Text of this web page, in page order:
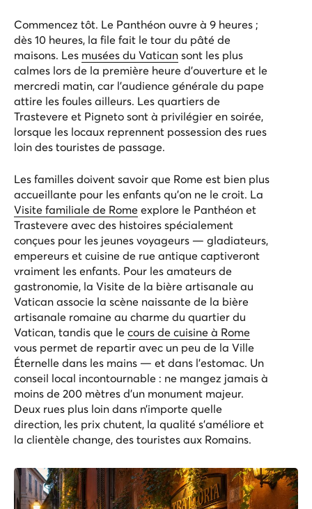
Commencez tôt. Le Panthéon ouvre à 9 heures ;
dès 10 heures, la file fait le tour du pâté de
maisons. Les musées du Vatican sont les plus
calmes lors de la première heure d’ouverture et le
mercredi matin, car l’audience générale du pape
attire les foules ailleurs. Les quartiers de
Trastevere et Pigneto sont à privilégier en soirée,
lorsque les locaux reprennent possession des rues
loin des touristes de passage.
Les familles doivent savoir que Rome est bien plus
accueillante pour les enfants qu'on ne le croit. La
Visite familiale de Rome explore le Panthéon et
Trastevere avec des histoires spécialement
conçues pour les jeunes voyageurs — gladiateurs,
empereurs et cuisine de rue antique captiveront
vraiment les enfants. Pour les amateurs de
gastronomie, la Visite de la bière artisanale au
Vatican associe la scène naissante de la bière
artisanale romaine au charme du quartier du
Vatican, tandis que le cours de cuisine à Rome
vous permet de repartir avec un peu de la Ville
Éternelle dans les mains — et dans l’estomac. Un
conseil local incontournable : ne mangez jamais à
moins de 200 mètres d’un monument majeur.
Deux rues plus loin dans n’importe quelle
direction, les prix chutent, la qualité s'améliore et
la clientèle change, des touristes aux Romains.